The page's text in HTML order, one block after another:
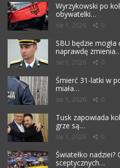
Wyrzykowski po
obywatelki…
sie 1, 2026 0
SBU będzie mogła
naprawdę zmienia…
sie 1, 2026 0
Śmierć 31-latki w
miała…
sie 1, 2026 0
Tusk zapowiada
grze są…
sie 1, 2026 0
Światełko
sceptycznych…